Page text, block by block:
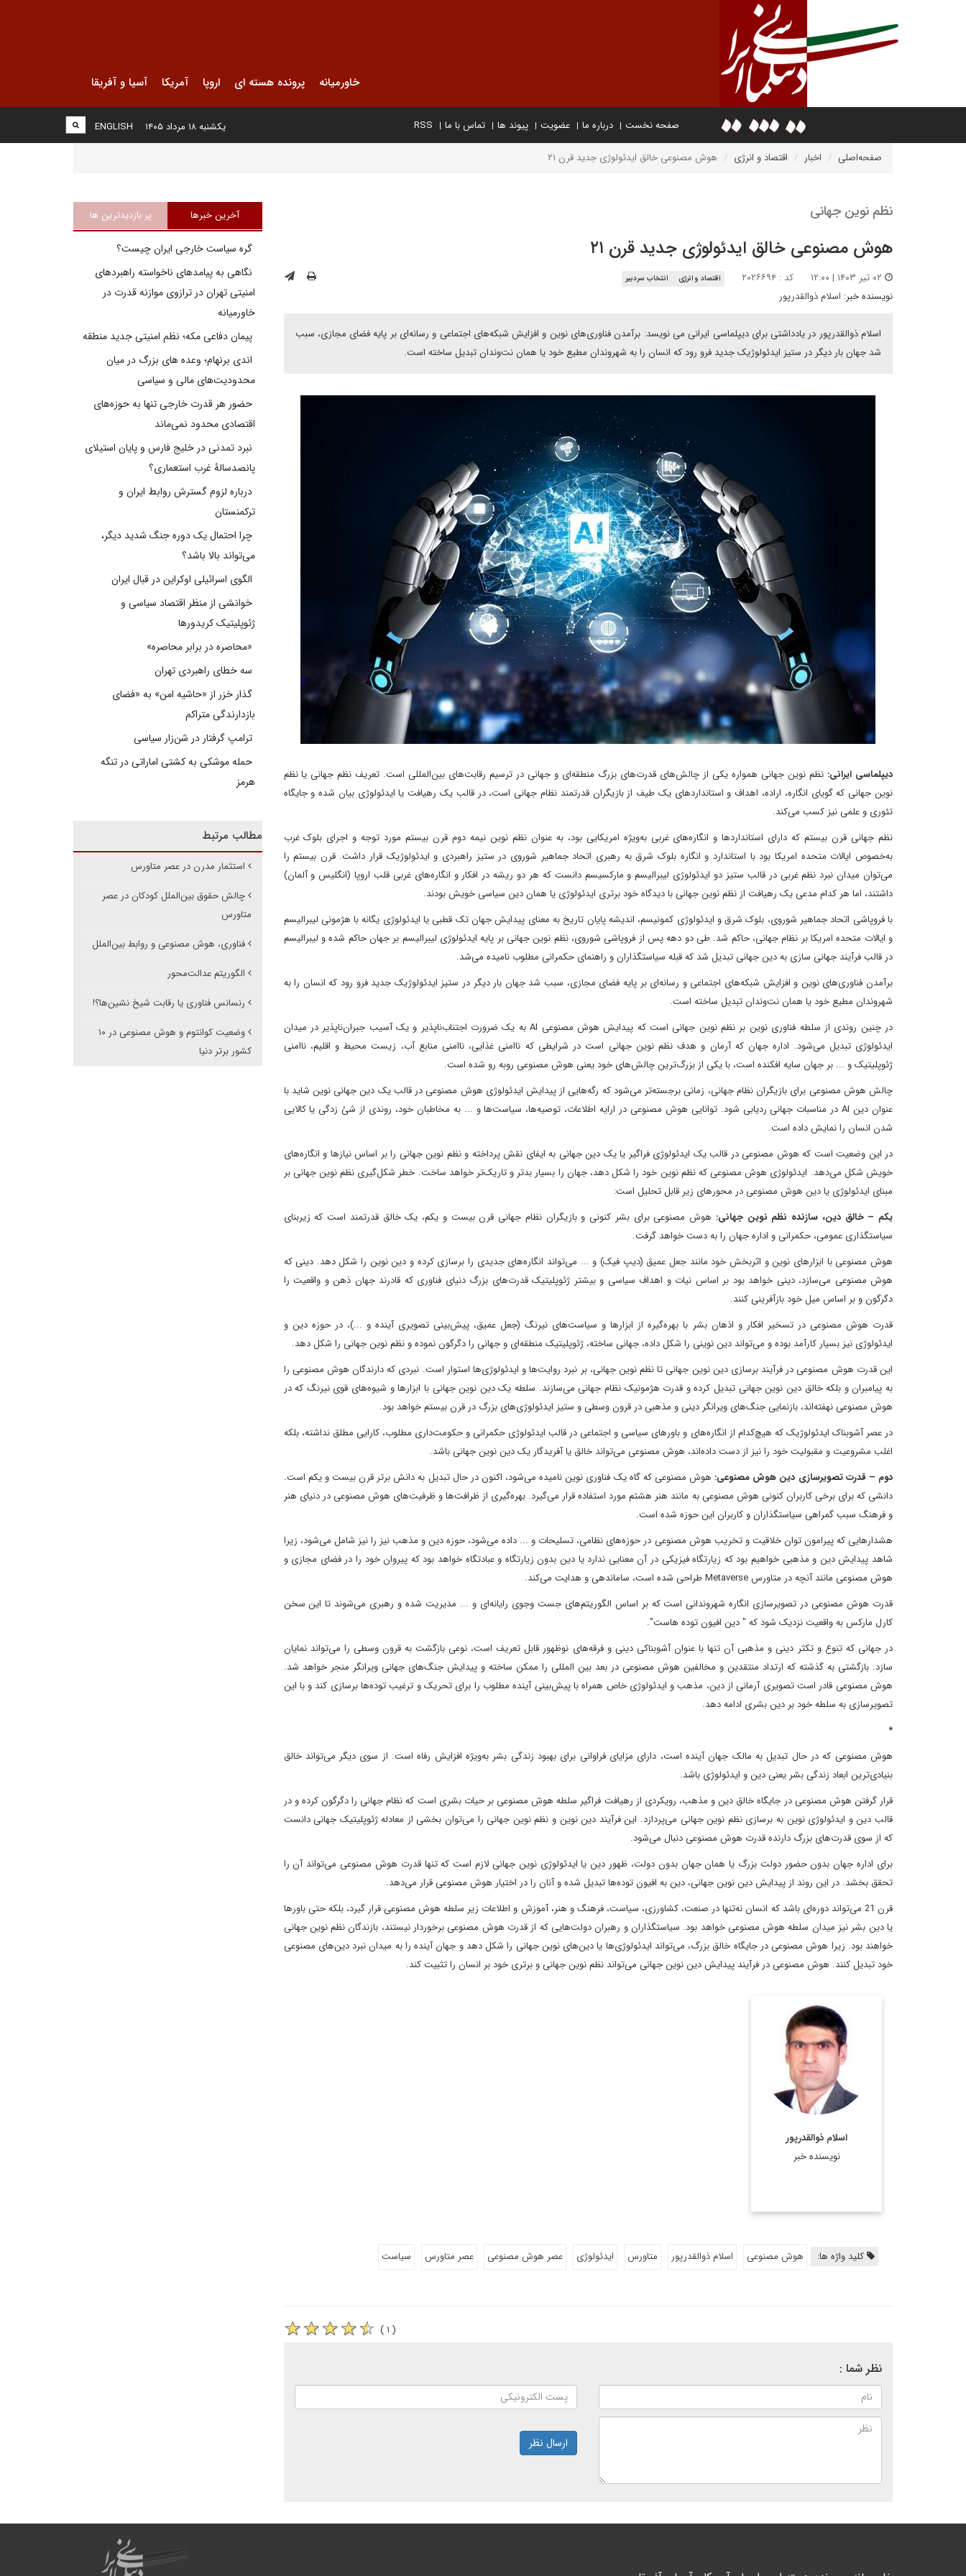
خاورمیانه پرونده هسته ای اروپا آمریکا آسیا و آفریقا
صفحه نخست درباره ما عضویت پیوند ها تماس با ما RSS
ENGLISH یکشنبه ۱۸ مرداد ۱۴۰۵
صفحه‌اصلی اخبار اقتصاد و انرژی هوش مصنوعی خالق ایدئولوژی جدید قرن ۲۱
نظم نوین جهانی
هوش مصنوعی خالق ایدئولوژی جدید قرن ۲۱
کد : ۲۰۲۶۶۹۴ اقتصاد و انرژی انتخاب سردبیر
نویسنده خبر: اسلام ذوالقدرپور
اسلام ذوالقدرپور در یادداشتی برای دیپلماسی ایرانی می نویسد: برآمدن فناوری‌های نوین و افزایش شبکه‌های اجتماعی و رسانه‌ای بر پایه فضای مجازی، سبب
شد جهان بار دیگر در ستیز ایدئولوژیک جدید فرو رود که انسان را به شهروندان مطیع خود یا همان نت‌وندان تبدیل ساخته است.
دیپلماسی ایرانی: نظم نوین جهانی همواره یکی از چالش‌های قدرت‌های بزرگ منطقه‌ای و جهانی در ترسیم رقابت‌های بین‌المللی است. تعریف نظم جهانی یا نظم
نوین جهانی که گویای انگاره، اراده، اهداف و استانداردهای یک طیف از بازیگران قدرتمند نظام جهانی است، در قالب یک رهیافت یا ایدئولوژی بیان شده و جایگاه
تئوری و علمی نیز کسب می‌کند.
نظم جهانی قرن بیستم که دارای استانداردها و انگاره‌های غربی به‌ویژه امریکایی بود، به عنوان نظم نوین نیمه دوم قرن بیستم مورد توجه و اجرای بلوک غرب
به‌خصوص ایالات متحده امریکا بود با استاندارد و انگاره بلوک شرق به رهبری اتحاد جماهیر شوروی در ستیز راهبردی و ایدئولوژیک قرار داشت. قرن بیستم را
می‌توان میدان نبرد نظم غربی در قالب ستیز دو ایدئولوژی لیبرالیسم و مارکسیسم دانست که هر دو ریشه در افکار و انگاره‌های غربی قلب اروپا (انگلیس و آلمان)
داشتند، اما هر کدام مدعی یک رهیافت از نظم نوین جهانی با دیدگاه خود برتری ایدئولوژی یا همان دین سیاسی خویش بودند.
با فروپاشی اتحاد جماهیر شوروی، بلوک شرق و ایدئولوژی کمونیسم، اندیشه پایان تاریخ به معنای پیدایش جهان تک قطبی یا ایدئولوژی یگانه با هژمونی لیبرالیسم
و ایالات متحده امریکا بر نظام جهانی، حاکم شد. طی دو دهه پس از فروپاشی شوروی، نظم نوین جهانی بر پایه ایدئولوژی لیبرالیسم بر جهان حاکم شده و لیبرالیسم
در قالب فرآیند جهانی سازی به دین جهانی تبدیل شد که قبله سیاستگذاران و راهنمای حکمرانی مطلوب نامیده می‌شد.
برآمدن فناوری‌های نوین و افزایش شبکه‌های اجتماعی و رسانه‌ای بر پایه فضای مجازی، سبب شد جهان بار دیگر در ستیز ایدئولوژیک جدید فرو رود که انسان را به
شهروندان مطیع خود یا همان نت‌وندان تبدیل ساخته است.
در چنین روندی از سلطه فناوری نوین بر نظم نوین جهانی است که پیدایش هوش مصنوعی AI به یک ضرورت اجتناب‌ناپذیر و یک آسیب جبران‌ناپذیر در میدان
ایدئولوژی تبدیل می‌شود. اداره جهان که آرمان و هدف نظم نوین جهانی است در شرایطی که ناامنی غذایی، ناامنی منابع آب، زیست محیط و اقلیم، ناامنی
ژئوپلیتیک و ... بر جهان سایه افکنده است، با یکی از بزرگ‌ترین چالش‌های خود یعنی هوش مصنوعی روبه رو شده است.
چالش هوش مصنوعی برای بازیگران نظام جهانی، زمانی برجسته‌تر می‌شود که رگه‌هایی از پیدایش ایدئولوژی هوش مصنوعی در قالب یک دین جهانی نوین شاید با
عنوان دین AI در مناسبات جهانی ردیابی شود. توانایی هوش مصنوعی در ارایه اطلاعات، توصیه‌ها، سیاست‌ها و ... به مخاطبان خود، روندی از شئ زدگی یا کالایی
شدن انسان را نمایش داده است.
در این وضعیت است که هوش مصنوعی در قالب یک ایدئولوژی فراگیر یا یک دین جهانی به ایفای نقش پرداخته و نظم نوین جهانی را بر اساس نیازها و انگاره‌های
خویش شکل می‌دهد. ایدئولوژی هوش مصنوعی که نظم نوین خود را شکل دهد، جهان را بسیار بدتر و تاریک‌تر خواهد ساخت. خطر شکل‌گیری نظم نوین جهانی بر
مبنای ایدئولوژی یا دین هوش مصنوعی در محورهای زیر قابل تحلیل است:
یکم – خالق دین، سازنده نظم نوین جهانی: هوش مصنوعی برای بشر کنونی و بازیگران نظام جهانی قرن بیست و یکم، یک خالق قدرتمند است که زیربنای
سیاستگذاری عمومی، حکمرانی و اداره جهان را به دست خواهد گرفت.
هوش مصنوعی با ابزارهای نوین و اثربخش خود مانند جعل عمیق (دیپ فیک) و ... می‌تواند انگاره‌های جدیدی را برسازی کرده و دین نوین را شکل دهد. دینی که
هوش مصنوعی می‌سازد، دینی خواهد بود بر اساس نیات و اهداف سیاسی و بیشتر ژئوپلیتیک قدرت‌های بزرگ دنیای فناوری که قادرند جهان ذهن و واقعیت را
دگرگون و بر اساس میل خود بازآفرینی کنند.
قدرت هوش مصنوعی در تسخیر افکار و اذهان بشر با بهره‌گیره از ابزارها و سیاست‌های نیرنگ (جعل عمیق، پیش‌بینی تصویری آینده و ...)، در حوزه دین و
ایدئولوژی نیز بسیار کارآمد بوده و می‌تواند دین نوینی را شکل داده، جهانی ساخته، ژئوپلیتیک منطقه‌ای و جهانی را دگرگون نموده و نظم نوین جهانی را شکل دهد.
این قدرت هوش مصنوعی در فرآیند برسازی دین نوین جهانی تا نظم نوین جهانی، بر نبرد روایت‌ها و ایدئولوژی‌ها استوار است. نبردی که دارندگان هوش مصنوعی را
به پیامبران و بلکه خالق دین نوین جهانی تبدیل کرده و قدرت هژمونیک نظام جهانی می‌سازند. سلطه یک دین نوین جهانی با ابزارها و شیوه‌های قوی نیرنگ که در
هوش مصنوعی نهفته‌اند، بازنمایی جنگ‌های ویرانگر دینی و مذهبی در قرون وسطی و ستیز ایدئولوژی‌های بزرگ در قرن بیستم خواهد بود.
در عصر آشوبناک ایدئولوژیک که هیچ‌کدام از انگاره‌های و باورهای سیاسی و اجتماعی در قالب ایدئولوژی حکمرانی و حکومت‌داری مطلوب، کارایی مطلق نداشته، بلکه
اغلب مشروعیت و مقبولیت خود را نیز از دست داده‌اند، هوش مصنوعی می‌تواند خالق یا آفریدگار یک دین نوین جهانی باشد.
دوم – قدرت تصویرسازی دین هوش مصنوعی: هوش مصنوعی که گاه یک فناوری نوین نامیده می‌شود، اکنون در حال تبدیل به دانش برتر قرن بیست و یکم است.
دانشی که برای برخی کاربران کنونی هوش مصنوعی به مانند هنر هشتم مورد استفاده قرار می‌گیرد. بهره‌گیری از ظرافت‌ها و ظرفیت‌های هوش مصنوعی در دنیای هنر
و فرهنگ سبب گمراهی سیاستگذاران و کاربران این حوزه شده است.
هشدارهایی که پیرامون توان خلاقیت و تخریب هوش مصنوعی در حوزه‌های نظامی، تسلیحات و ... داده می‌شود، حوزه دین و مذهب نیز را نیز شامل می‌شود، زیرا
شاهد پیدایش دین و مذهبی خواهیم بود که زیارتگاه فیزیکی در آن معنایی ندارد یا دین بدون زیارتگاه و عبادتگاه خواهد بود که پیروان خود را در فضای مجازی و
هوش مصنوعی مانند آنچه در متاورس Metaverse طراحی شده است، ساماندهی و هدایت می‌کند.
قدرت هوش مصنوعی در تصویرسازی انگاره شهروندانی است که بر اساس الگوریتم‌های جست وجوی رایانه‌ای و ... مدیریت شده و رهبری می‌شوند تا این سخن
کارل مارکس به واقعیت نزدیک شود که " دین افیون توده هاست".
در جهانی که تنوع و تکثر دینی و مذهبی آن تنها با عنوان آشوبناکی دینی و فرقه‌های نوظهور قابل تعریف است، نوعی بازگشت به قرون وسطی را می‌تواند نمایان
سازد. بازگشتی به گذشته که ارتداد منتقدین و مخالفین هوش مصنوعی در بعد بین المللی را ممکن ساخته و پیدایش جنگ‌های جهانی ویرانگر منجر خواهد شد.
هوش مصنوعی قادر است تصویری آرمانی از دین، مذهب و ایدئولوژی خاص همراه با پیش‌بینی آینده مطلوب را برای تحریک و ترغیب توده‌ها برسازی کند و با این
تصویرسازی به سلطه خود بر دین بشری ادامه دهد.
*
هوش مصنوعی که در حال تبدیل به مالک جهان آینده است، دارای مزایای فراوانی برای بهبود زندگی بشر به‌ویژه افزایش رفاه است. از سوی دیگر می‌تواند خالق
بنیادی‌ترین ابعاد زندگی بشر یعنی دین و ایدئولوژی باشد.
قرار گرفتن هوش مصنوعی در جایگاه خالق دین و مذهب، رویکردی از رهیافت فراگیر سلطه هوش مصنوعی بر حیات بشری است که نظام جهانی را دگرگون کرده و در
قالب دین و ایدئولوژی نوین به برسازی نظم نوین جهانی می‌پردازد. این فرآیند دین نوین و نظم نوین جهانی را می‌توان بخشی از معادله ژئوپلیتیک جهانی دانست
که از سوی قدرت‌های بزرگ دارنده قدرت هوش مصنوعی دنبال می‌شود.
برای اداره جهان بدون حضور دولت بزرگ یا همان جهان بدون دولت، ظهور دین یا ایدئولوژی نوین جهانی لازم است که تنها قدرت هوش مصنوعی می‌تواند آن را
تحقق بخشد. در این روند از پیدایش دین نوین جهانی، دین به افیون توده‌ها تبدیل شده و آنان را در اختیار هوش مصنوعی قرار می‌دهد.
قرن 21 می‌تواند دوره‌ای باشد که انسان نه‌تنها در صنعت، کشاورزی، سیاست، فرهنگ و هنر، آموزش و اطلاعات زیر سلطه هوش مصنوعی قرار گیرد، بلکه حتی باورها
یا دین بشر نیز میدان سلطه هوش مصنوعی خواهد بود. سیاستگذاران و رهبران دولت‌هایی که از قدرت هوش مصنوعی برخوردار نیستند، بازندگان نظم نوین جهانی
خواهند بود. زیرا هوش مصنوعی در جایگاه خالق بزرگ، می‌تواند ایدئولوژی‌ها یا دین‌های نوین جهانی را شکل دهد و جهان آینده را به میدان نبرد دین‌های مصنوعی
خود تبدیل کنند. هوش مصنوعی در فرآیند پیدایش دین نوین جهانی می‌تواند نظم نوین جهانی و برتری خود بر انسان را تثبیت کند.
اسلام ذوالقدرپور
نویسنده خبر
کارشناس ارشد مسائل
سیاسی و بین الملل و
دکترای سیاستگذاری
عمومی
اطلاعات بیشتر
کلید واژه ها: هوش مصنوعی اسلام ذوالقدرپور متاورس ایدئولوژی عصر هوش مصنوعی عصر متاورس سیاست
( ۱ )
نظر شما :
ارسال نظر
آخرین خبرها پر بازدیدترین ها
گره سیاست خارجی ایران چیست؟
نگاهی به پیامدهای ناخواسته راهبردهای
امنیتی تهران در ترازوی موازنه قدرت در
خاورمیانه
پیمان دفاعی مکه؛ نظم امنیتی جدید منطقه
اندی برنهام؛ وعده های بزرگ در میان
محدودیت‌های مالی و سیاسی
حضور هر قدرت خارجی تنها به حوزه‌های
اقتصادی محدود نمی‌ماند
نبرد تمدنی در خلیج فارس و پایان استیلای
پانصدسالۀ غرب استعماری؟
درباره لزوم گسترش روابط ایران و
ترکمنستان
چرا احتمال یک دوره جنگ شدید دیگر،
می‌تواند بالا باشد؟
الگوی اسرائیلی اوکراین در قبال ایران
خوانشی از منظر اقتصاد سیاسی و
ژئوپلیتیک کریدورها
«محاصره در برابر محاصره»
سه خطای راهبردی تهران
گذار خزر از «حاشیه امن» به «فضای
بازدارندگی متراکم
ترامپ گرفتار در شن‌زار سیاسی
حمله موشکی به کشتی اماراتی در تنگه
هرمز
مطالب مرتبط
استثمار مدرن در عصر متاورس
چالش حقوق بین‌الملل کودکان در عصر
متاورس
فناوری، هوش مصنوعی و روابط بین‌الملل
الگوریتم عدالت‌محور
رنسانس فناوری یا رقابت شیخ نشین‌ها؟!
وضعیت کوانتوم و هوش مصنوعی در ۱۰
کشور برتر دنیا